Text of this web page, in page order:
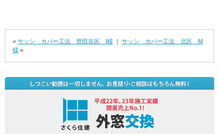
« サッシ カバー工法 世田谷区 I様
サッシ カバー工法 北区 M
様 »